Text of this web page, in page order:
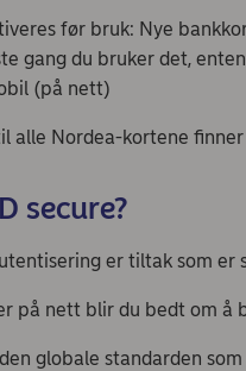
før bruk: Nye
gang du bruker det,
(på nett)
alle Nordea-kortene
secure?
er tiltak som
på nett blir du bedt om å
globale standarden